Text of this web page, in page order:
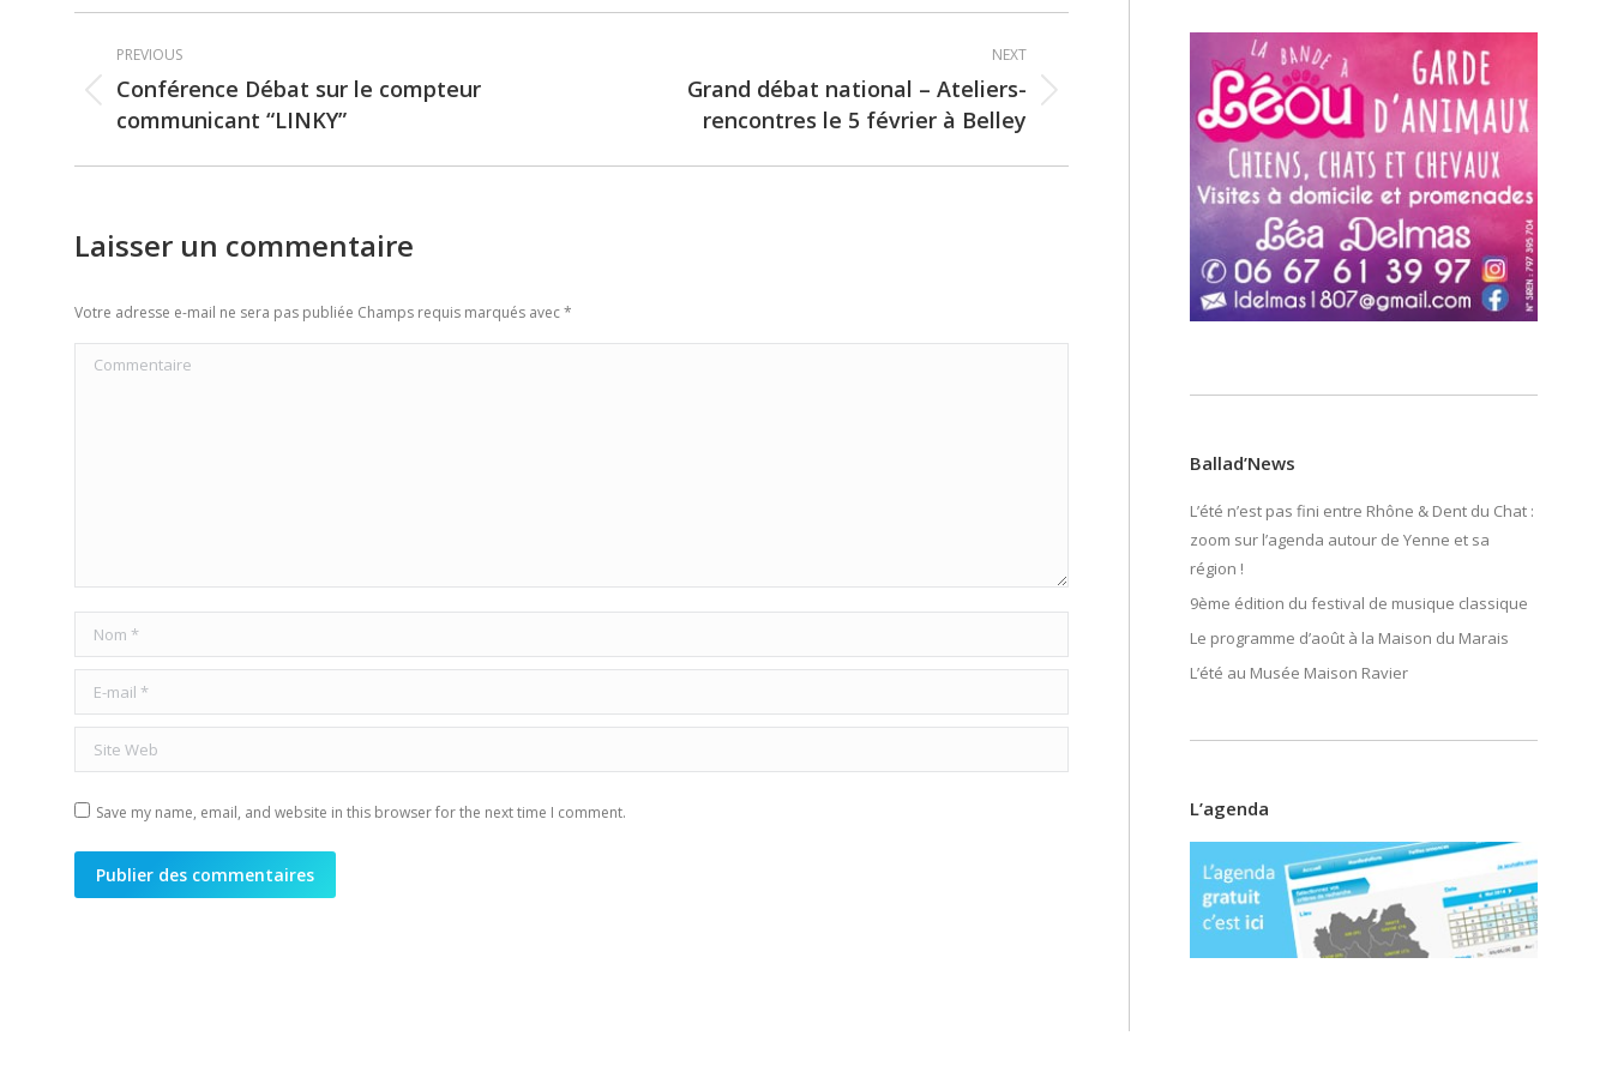
Post
navigation
PREVIOUS
Previous
post:
Conférence Débat sur le compteur
communicant “LINKY”
NEXT
Grand débat national – Ateliers-
rencontres le 5 février à Belley
Laisser un commentaire
Votre adresse e-mail ne sera pas publiée Champs requis marqués avec*
Commentaire
Nom *
E-mail *
Site Web
Save my name, email, and website in this browser for the next time I comment.
Publier des commentaires
Ballad’News
L’été n’est pas fini entre Rhône & Dent du Chat :
zoom sur l’agenda autour de Yenne et sa
région !
9ème édition du festival de musique classique
Le programme d’août à la Maison du Marais
L’été au Musée Maison Ravier
L’agenda